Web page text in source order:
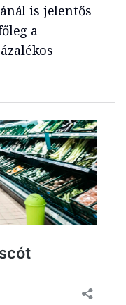
is jelentős
a